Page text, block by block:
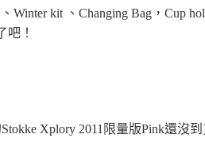
、Winter kit 、Changing Bag，Cup
吧！
Xplory 2011限量版Pink還沒